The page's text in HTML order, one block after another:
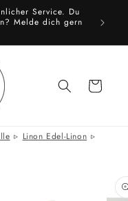
Service. Du
Melde dich gern
Warenkorb
Linon Edel-Linon